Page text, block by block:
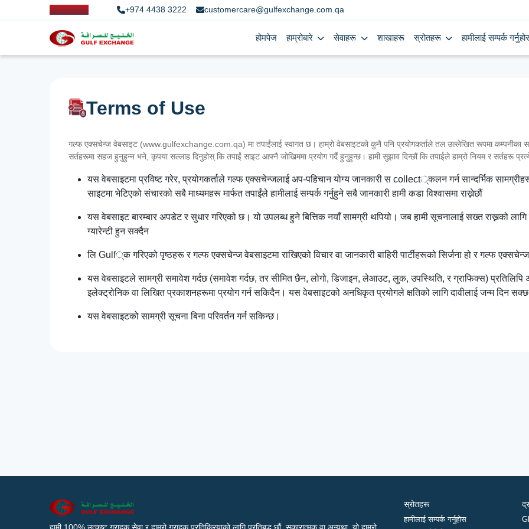
+974 4438 3222 customercare@gulfexchange.com.qa
होमपेज हाम्रोबारे सेवाहरू शाखाहरू स्रोतहरू हामीलाई सम्पर्क
Terms of Use
गल्फ एक्सचेन्ज वेबसाइट (www.gulfexchange.com.qa) मा तपाईंलाई स्वागत छ। हाम्रो वेबसाइटको कुनै पनि प्रयोगकर्ताले तल उल्लेखित रूपमा कम्पनीका
सर्तहरूमा सहज हुनुहुन्न भने, कृपया सल्लाह दिनुहोस् कि तपाईं साइट आफ्नै जोखिममा प्रयोग गर्दै हुनुहुन्छ। हामी सुझाव दिन्छौं कि तपाईले हाम्रो नियम र सर्तहरू
यस वेबसाइटमा प्रविष्ट गरेर, प्रयोगकर्ताले गल्फ एक्सचेन्जलाई अप-पहिचान योग्य जानकारी स collect्कलन गर्न सान्दर्भिक सामग्रीहरू
साइटमा भेटिएको संचारको सबै माध्यमहरू मार्फत तपाईंले हामीलाई सम्पर्क गर्नुहुने सबै जानकारी हामी कडा विश्वासमा राख्नेछौं
यस वेबसाइट बारम्बार अपडेट र सुधार गरिएको छ। यो उपलब्ध हुने बित्तिक नयाँ सामग्री थपियो। जब हामी सूचनालाई सख्त राख्नको लागि
ग्यारेन्टी हुन सक्दैन
लि Gulf्क गरिएको पृष्ठहरू र गल्फ एक्सचेन्ज वेबसाइटमा राखिएको विचार वा जानकारी बाहिरी पार्टीहरूको सिर्जना हो र गल्फ
यस वेबसाइटले सामग्री समावेश गर्दछ (समावेश गर्दछ, तर सीमित छैन, लोगो, डिजाइन, लेआउट, लुक, उपस्थिति, र ग्राफिक्स)
इलेक्ट्रोनिक वा लिखित प्रकाशनहरूमा प्रयोग गर्न सकिदैन। यस वेबसाइटको अनधिकृत प्रयोगले क्षतिको लागि दावीलाई जन्म दिन
यस वेबसाइटको सामग्री सूचना बिना परिवर्तन गर्न सकिन्छ।
स्रोतहरू
हामीलाई सम्पर्क गर्नुहोस